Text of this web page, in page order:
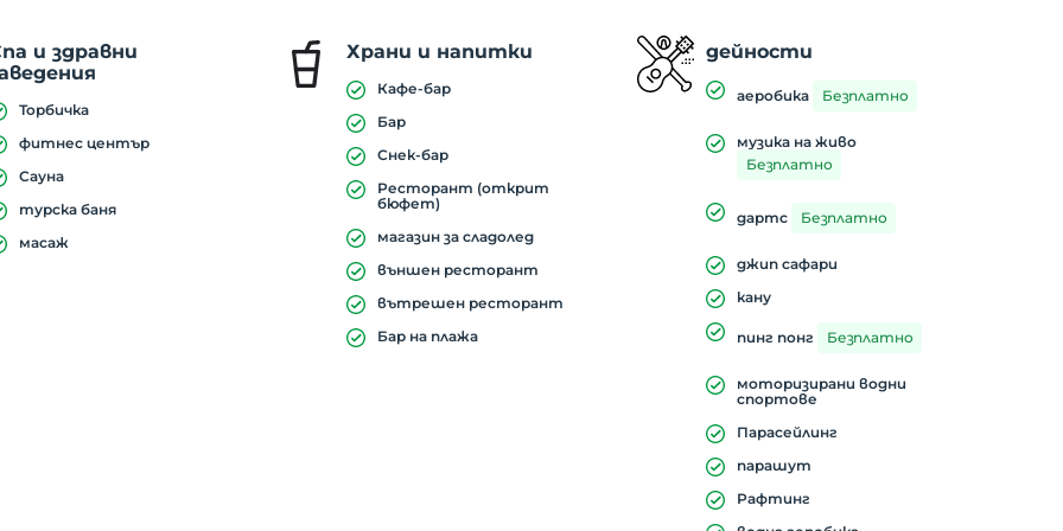
и здравни
Торбичка
фитнес център
Сауна
турска баня
масаж
Храни и напитки
Кафе-бар
Бар
Снек-бар
Ресторант (открит
бюфет)
магазин за сладолед
външен ресторант
вътрешен ресторант
Бар на плажа
дейности
аеробика Безплатно
музика на живо
Безплатно
дартс Безплатно
джип сафари
кану
пинг понг Безплатно
моторизирани водни
спортове
Парасейлинг
парашут
Рафтинг